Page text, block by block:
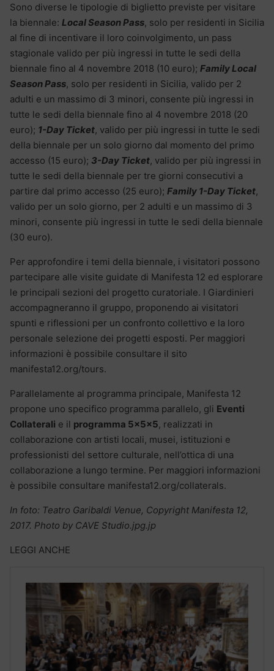
Sono diverse le tipologie di biglietto previste per visitare
la biennale: Local Season Pass, solo per residenti in Sicilia
al fine di incentivare il loro coinvolgimento, un pass
stagionale valido per più ingressi in tutte le sedi della
biennale fino al 4 novembre 2018 (10 euro); Family Local
Season Pass, solo per residenti in Sicilia, valido per 2
adulti e un massimo di 3 minori, consente più ingressi in
tutte le sedi della biennale fino al 4 novembre 2018 (20
euro); 1-Day Ticket, valido per più ingressi in tutte le sedi
della biennale per un solo giorno dal momento del primo
accesso (15 euro); 3-Day Ticket, valido per più ingressi in
tutte le sedi della biennale per tre giorni consecutivi a
partire dal primo accesso (25 euro); Family 1-Day Ticket,
valido per un solo giorno, per 2 adulti e un massimo di 3
minori, consente più ingressi in tutte le sedi della biennale
(30 euro).
Per approfondire i temi della biennale, i visitatori possono
partecipare alle visite guidate di Manifesta 12 ed esplorare
le principali sezioni del progetto curatoriale. I Giardinieri
accompagneranno il gruppo, proponendo ai visitatori
spunti e riflessioni per un confronto collettivo e la loro
personale selezione dei progetti esposti. Per maggiori
informazioni è possibile consultare il sito
manifesta12.org/tours.
Parallelamente al programma principale, Manifesta 12
propone uno specifico programma parallelo, gli Eventi
Collaterali e il programma 5x5x5, realizzati in
collaborazione con artisti locali, musei, istituzioni e
professionisti del settore culturale, nell’ottica di una
collaborazione a lungo termine. Per maggiori informazioni
è possibile consultare manifesta12.org/collaterals.
In foto: Teatro Garibaldi Venue, Copyright Manifesta 12,
2017. Photo by CAVE Studio.jpg.jp
LEGGI ANCHE